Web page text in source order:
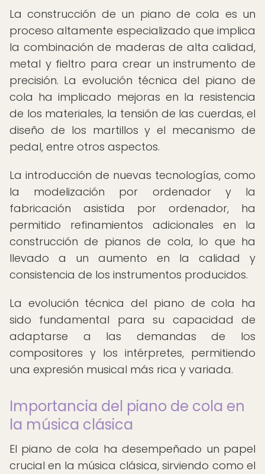
La construcción de un piano de cola es un
proceso altamente especializado que implica
la combinación de maderas de alta calidad,
metal y fieltro para crear un instrumento de
precisión. La evolución técnica del piano de
cola ha implicado mejoras en la resistencia
de los materiales, la tensión de las cuerdas, el
diseño de los martillos y el mecanismo de
pedal, entre otros aspectos.
La introducción de nuevas tecnologías, como
la modelización por ordenador y la
fabricación asistida por ordenador, ha
permitido refinamientos adicionales en la
construcción de pianos de cola, lo que ha
llevado a un aumento en la calidad y
consistencia de los instrumentos producidos.
La evolución técnica del piano de cola ha
sido fundamental para su capacidad de
adaptarse a las demandas de los
compositores y los intérpretes, permitiendo
una expresión musical más rica y variada.
Importancia del piano de cola en
la música clásica
El piano de cola ha desempeñado un papel
crucial en la música clásica, sirviendo como el